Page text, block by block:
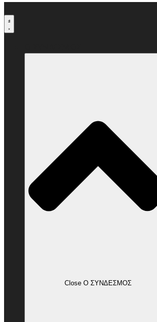
στο
περιεχόμενο
Close Ο ΣΥΝΔΕΣΜΟΣ